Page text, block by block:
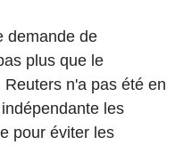
demande de
plus que le
n'a pas été en
les
pour éviter les